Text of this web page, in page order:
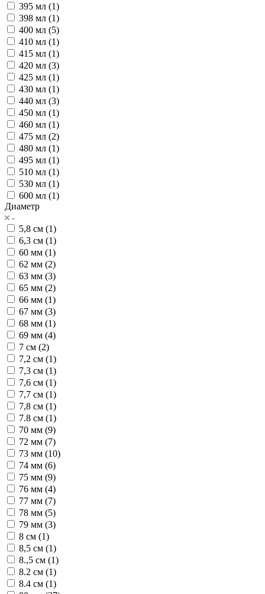
395 мл (1)
398 мл (1)
400 мл (5)
410 мл (1)
415 мл (1)
420 мл (3)
425 мл (1)
430 мл (1)
440 мл (3)
450 мл (1)
460 мл (1)
475 мл (2)
480 мл (1)
495 мл (1)
510 мл (1)
530 мл (1)
600 мл (1)
Диаметр
5,8 см (1)
6,3 см (1)
60 мм (1)
62 мм (2)
63 мм (3)
65 мм (2)
66 мм (1)
67 мм (3)
68 мм (1)
69 мм (4)
7 см (2)
7,2 см (1)
7,3 см (1)
7,6 см (1)
7,7 см (1)
7,8 см (1)
7.8 см (1)
70 мм (9)
72 мм (7)
73 мм (10)
74 мм (6)
75 мм (9)
76 мм (4)
77 мм (7)
78 мм (5)
79 мм (3)
8 см (1)
8,5 см (1)
8.,5 см (1)
8.2 см (1)
8.4 см (1)